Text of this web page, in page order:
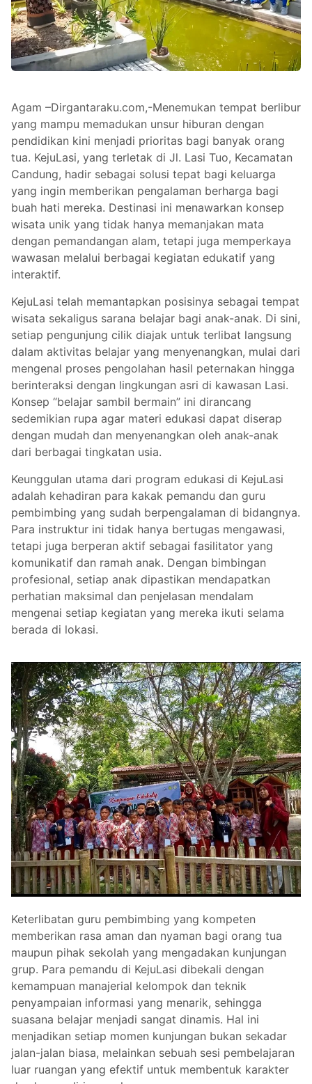
Agam –Dirgantaraku.com,-Menemukan tempat berlibur
yang mampu memadukan unsur hiburan dengan
pendidikan kini menjadi prioritas bagi banyak orang
tua. KejuLasi, yang terletak di Jl. Lasi Tuo, Kecamatan
Candung, hadir sebagai solusi tepat bagi keluarga
yang ingin memberikan pengalaman berharga bagi
buah hati mereka. Destinasi ini menawarkan konsep
wisata unik yang tidak hanya memanjakan mata
dengan pemandangan alam, tetapi juga memperkaya
wawasan melalui berbagai kegiatan edukatif yang
interaktif.
KejuLasi telah memantapkan posisinya sebagai tempat
wisata sekaligus sarana belajar bagi anak-anak. Di sini,
setiap pengunjung cilik diajak untuk terlibat langsung
dalam aktivitas belajar yang menyenangkan, mulai dari
mengenal proses pengolahan hasil peternakan hingga
berinteraksi dengan lingkungan asri di kawasan Lasi.
Konsep “belajar sambil bermain” ini dirancang
sedemikian rupa agar materi edukasi dapat diserap
dengan mudah dan menyenangkan oleh anak-anak
dari berbagai tingkatan usia.
Keunggulan utama dari program edukasi di KejuLasi
adalah kehadiran para kakak pemandu dan guru
pembimbing yang sudah berpengalaman di bidangnya.
Para instruktur ini tidak hanya bertugas mengawasi,
tetapi juga berperan aktif sebagai fasilitator yang
komunikatif dan ramah anak. Dengan bimbingan
profesional, setiap anak dipastikan mendapatkan
perhatian maksimal dan penjelasan mendalam
mengenai setiap kegiatan yang mereka ikuti selama
berada di lokasi.
Keterlibatan guru pembimbing yang kompeten
memberikan rasa aman dan nyaman bagi orang tua
maupun pihak sekolah yang mengadakan kunjungan
grup. Para pemandu di KejuLasi dibekali dengan
kemampuan manajerial kelompok dan teknik
penyampaian informasi yang menarik, sehingga
suasana belajar menjadi sangat dinamis. Hal ini
menjadikan setiap momen kunjungan bukan sekadar
jalan-jalan biasa, melainkan sebuah sesi pembelajaran
luar ruangan yang efektif untuk membentuk karakter